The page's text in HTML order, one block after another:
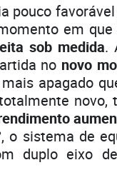
pouco
em que
sob medida.
no novo
apagado
novo,
o sistema de
duplo eixo